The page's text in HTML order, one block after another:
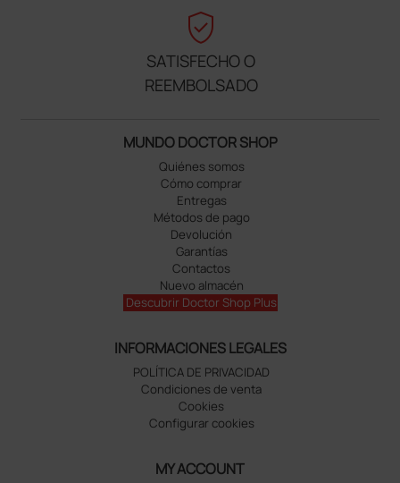
verified_user
SATISFECHO O
REEMBOLSADO
MUNDO DOCTOR SHOP
Quiénes somos
Cómo comprar
Entregas
Métodos de pago
Devolución
Garantías
Contactos
Nuevo almacén
Descubrir Doctor Shop Plus
INFORMACIONES LEGALES
POLÍTICA DE PRIVACIDAD
Condiciones de venta
Cookies
Configurar cookies
MY ACCOUNT